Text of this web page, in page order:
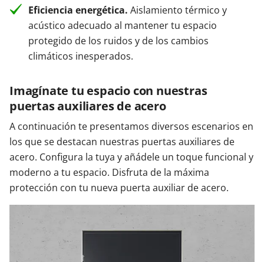
Eficiencia energética. Aislamiento térmico y
acústico adecuado al mantener tu espacio
protegido de los ruidos y de los cambios
climáticos inesperados.
Imagínate tu espacio con nuestras
puertas auxiliares de acero
A continuación te presentamos diversos escenarios en
los que se destacan nuestras puertas auxiliares de
acero. Configura la tuya y añádele un toque funcional y
moderno a tu espacio. Disfruta de la máxima
protección con tu nueva puerta auxiliar de acero.